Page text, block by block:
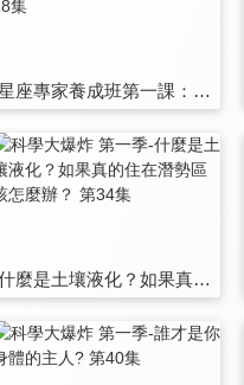
星座專家養成班第一課：星座的起源 第28集
什麼是土壤液化？如果真的住在潛勢區該怎麼辦？ 第34集